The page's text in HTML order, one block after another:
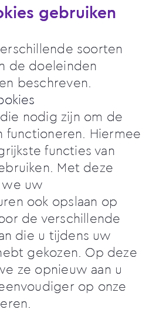
gebruiken
soorten
de doeleinden
beschreven.
nodig zijn om de
functioneren. Hiermee
functies van
Met deze
we uw
ook opslaan op
de verschillende
die u tijdens uw
gekozen. Op deze
ze opnieuw aan u
op onze